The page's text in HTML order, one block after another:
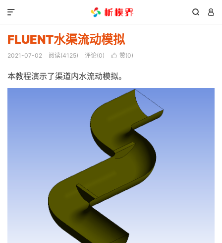
 

FLUENT水渠流动模拟
2021-07-02 阅读(4125) 评论(0)  赞(0)
本教程演示了渠道内水流动模拟。